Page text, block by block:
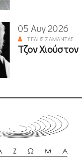
05 Αυγ 2026
ΤΈΛΗΣ ΣΑΜΑΝΤΆΣ
Τζον Χιούστον